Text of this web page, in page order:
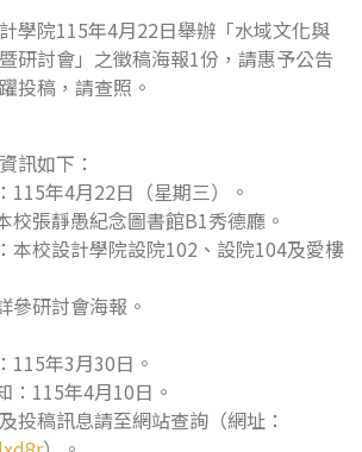
學院115年4月22日舉辦「水域文化與
研討會」之徵稿海報1份，請惠予公告
投稿，請查照。
訊如下：
年4月22日（星期三）。
張靜愚紀念圖書館B1秀德廳。
本校設計學院設院102、設院104及愛樓
研討會海報。
年3月30日。
115年4月10日。
投稿訊息請至網站查詢（網址：